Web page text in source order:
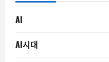
AI
AI시대